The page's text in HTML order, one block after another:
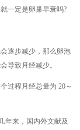
一定是卵巢早衰吗?
逐步减少，那么卵泡
导致月经减少。
过程月经总量为 20～
年来，国内外文献及